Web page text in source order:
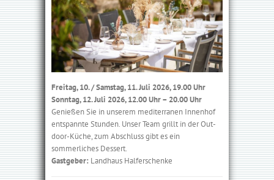
Freitag, 10. / Samstag, 11. Juli 2026, 19.00 Uhr
Sonntag, 12. Juli 2026, 12.00 Uhr – 20.00 Uhr
Genießen Sie in unserem mediterranen Innenhof
entspannte Stunden. Unser Team grillt in der Out­
door-Küche, zum Abschluss gibt es ein
sommerliches Dessert.
Gastgeber: Landhaus Halferschenke